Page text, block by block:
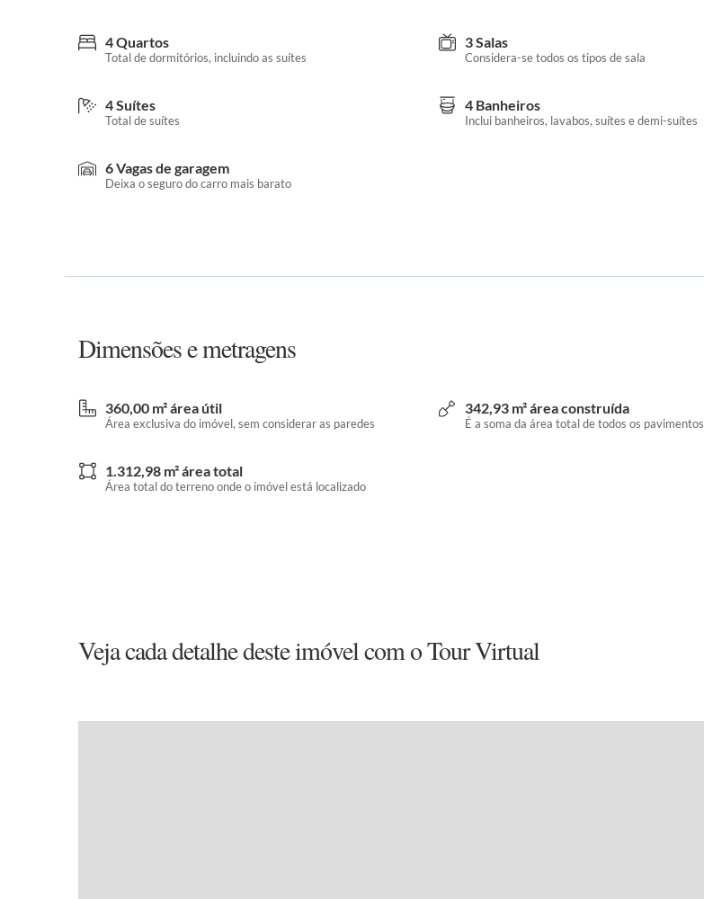
4 Quartos
Total de dormitórios, incluindo as suítes
3 Salas
Considera-se todos os tipos de sala
4 Suítes
Total de suítes
4 Banheiros
Inclui banheiros, lavabos, suítes e demi-suítes
6 Vagas de garagem
Deixa o seguro do carro mais barato
Dimensões e metragens
360,00 m² área útil
Área exclusiva do imóvel, sem considerar as paredes
342,93 m² área construída
É a soma da área total de todos os pavimentos
1.312,98 m² área total
Área total do terreno onde o imóvel está localizado
Veja cada detalhe deste imóvel com o Tour Virtual